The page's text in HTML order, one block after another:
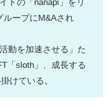
トの「nanapi」をリ
ループにM&Aされ
動を加速させる」た
「sloth」、成長する
けている。